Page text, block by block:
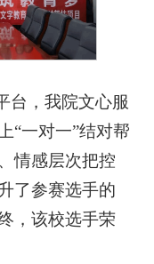
台，我院文心服
“一对一”结对帮
情感层次把控
了参赛选手的
，该校选手荣